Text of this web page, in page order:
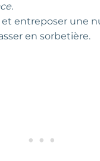
et entreposer une
en sorbetière.